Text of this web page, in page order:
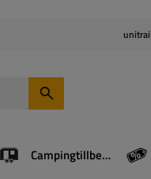
Campingtillbehör